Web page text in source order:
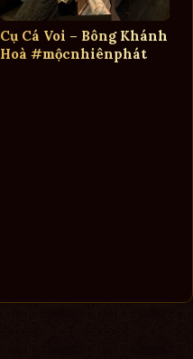
Cụ Cá Voi – Bông Khánh
Hoà #mộcnhiênphát